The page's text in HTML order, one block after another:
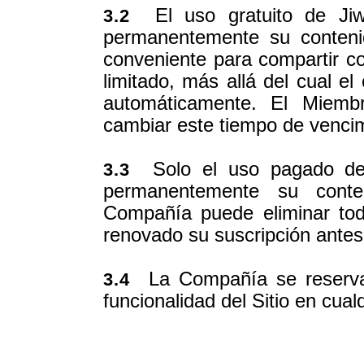
3.2 El uso gratuito de
permanentemente su
conveniente para compartir
limitado, más allá del cual el
automáticamente. El
cambiar este tiempo de
3.3 Solo el uso pagado
permanentemente su
Compañía puede eliminar
renovado su suscripción
3.4 La Compañía se
funcionalidad del Sitio en